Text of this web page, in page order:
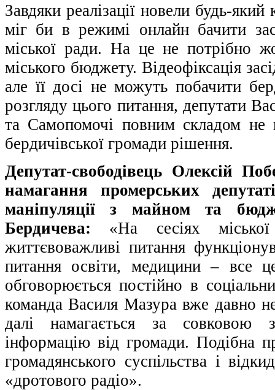
Завдяки реалізації новели будь-
міг би в режимі онлайн бачити
міської ради. На це не потрібно
міського бюджету. Відеофіксація
але її досі не можуть побачити
розгляду цього питання, депутати
та Самопомочі повним складом не
бердичівської громади рішення.
Депутат-свободівець Олексій
намагання промерських
маніпуляції з майном та
Бердичева: «На сесіях
життєвоважливі питання
питання освіти, медицини – все
обговорюється постійно в
команда Василя Мазура вже давно
далі намагається за совковою
інформацію від громади. Подібна
громадянського суспільства і
«дротового радіо».